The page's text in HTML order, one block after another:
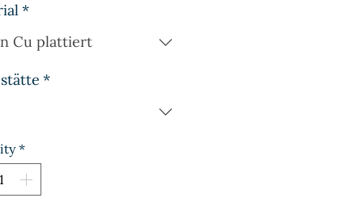
*
Cu plattiert
*
*